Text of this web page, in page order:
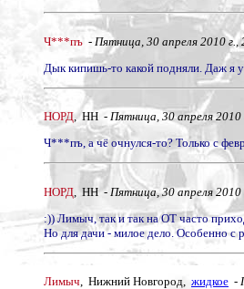
Ч***пъ - Пятница, 30 апреля 2010 г.,
Дык кипишь-то какой подняли. Даж я
НОРД, НН - Пятница, 30 апреля 2010
Ч***пъ, а чё очнулся-то? Только с
НОРД , НН - Пятница, 30 апреля 2010
:)) Лимыч, так и так на ОТ часто
Но для дачи - милое дело. Особенно с
Лимыч, Нижний Новгород, жидкое -